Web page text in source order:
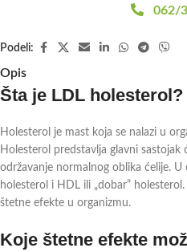
062/
Podeli:
Opis
Šta je LDL holesterol?
Holesterol je mast koja se nalazi u
Holesterol predstavlja glavni
održavanje normalnog oblika ćelije.
holesterol i HDL ili „dobar”
štetne efekte u organizmu.
Koje štetne efekte